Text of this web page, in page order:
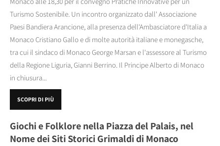
Turismo Sostenibile. Un incontro organizzato dall' Associazione
Paesi Bandiera Arancione, alla presenza dell'Ambasciatore d'Italia a
Monaco Cristiano Gallo e di molte autorità italiane e monegasche,
tra cui il sindaco di Monaco George Marsan e l'assessore al Turismo
della Regione Liguria, Gianni Berrino. Il Principe Alberto di Monaco
in chiusura...
SCOPRI DI PIÙ
Giochi e Folklore nella Piazza del Palais, nel
Nome dei Siti Storici Grimaldi di Monaco